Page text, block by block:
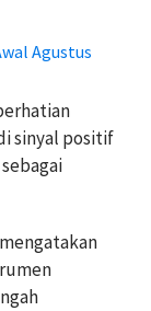
Agustus
sinyal positif